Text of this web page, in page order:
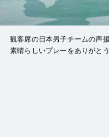
観客席の日本男子チームの声
素晴らしいプレーをありがとう